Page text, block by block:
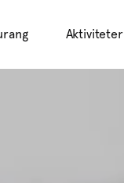
Aktiviteter